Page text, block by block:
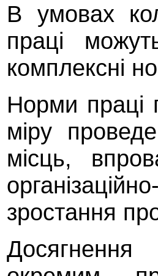
В умовах
праці
комплексні
Норми праці
міру
місць,
зростання
Досягнення